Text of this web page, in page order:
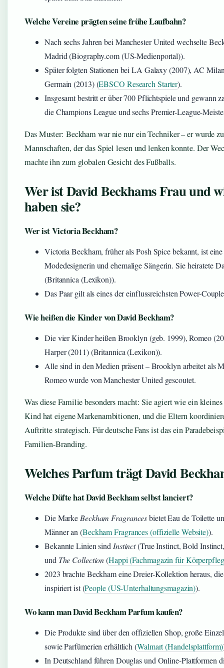
Welche Vereine prägten seine frühe Laufbahn?
Nach sechs Jahren bei Manchester United wechselte
Madrid (Biography.com (US-Medienportal)).
Später folgten Stationen bei LA Galaxy (2007), AC
Germain (2013) (EBSCO Research Starter).
Insgesamt bestritt er über 700 Pflichtspiele und gewann
die Champions League und sechs Premier-League-
Das Muster: Beckham war nie nur ein Techniker – er wurde
Mannschaften, der das Spiel lesen und lenken konnte. Der
machte ihn zum globalen Gesicht des Fußballs.
Wer ist David Beckhams Frau und
haben sie?
Wer ist Victoria Beckham?
Victoria Beckham, früher als Posh Spice bekannt, ist
Modedesignerin und ehemalige Sängerin. Sie heiratete
(Britannica (Lexikon)).
Das Paar gilt als eines der einflussreichsten Power-
Wie heißen die Kinder von David Beckham?
Die vier Kinder heißen Brooklyn (geb. 1999), Romeo
Harper (2011) (Britannica (Lexikon)).
Alle sind in den Medien präsent – Brooklyn arbeitet als
Romeo wurde von Manchester United gescoutet.
Was diese Familie besonders macht: Sie agiert wie ein
Kind hat eigene Markenambitionen, und die Eltern
Auftritte strategisch. Für deutsche Fans ist das ein
Familien-Branding.
Welches Parfum trägt David
Welche Düfte hat David Beckham selbst lanciert?
Die Marke Beckham Fragrancesbietet Eau de Toilette
Männer an (Beckham Fragrances (offizielle Website)).
Bekannte Linien sind Instinct(True Instinct, Bold
und The Collection(Happi (Fachmagazin für
2023 brachte Beckham eine Dreier-Kollektion heraus,
inspiriert ist (People (US-Unterhaltungsmagazin)).
Wo kann man David Beckham Parfum kaufen?
Die Produkte sind über den offiziellen Shop, große
sowie Parfümerien erhältlich (Walmart (Handelsplattform)
In Deutschland führen Douglas und Online-Plattformen